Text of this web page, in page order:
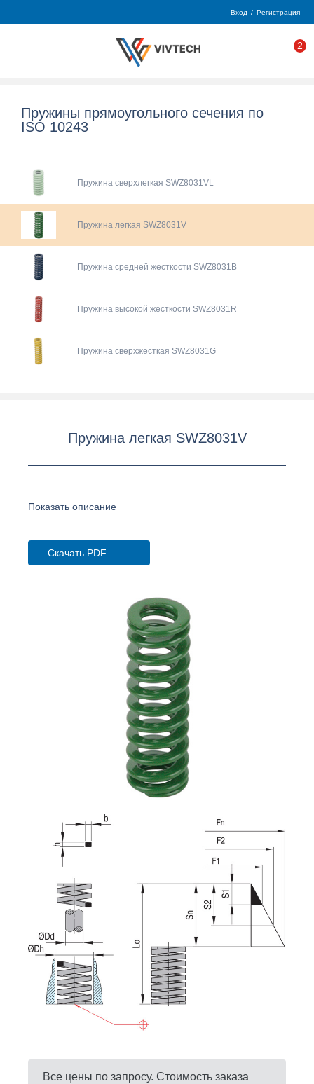
Вход / Регистрация
2
Пружины прямоугольного сечения по
ISO 10243
Пружина сверхлегкая SWZ8031VL
Пружина легкая SWZ8031V
Пружина средней жесткости SWZ8031B
Пружина высокой жесткости SWZ8031R
Пружина сверхжесткая SWZ8031G
Пружина легкая SWZ8031V
Показать описание
Скачать PDF
Все цены по запросу. Стоимость заказа